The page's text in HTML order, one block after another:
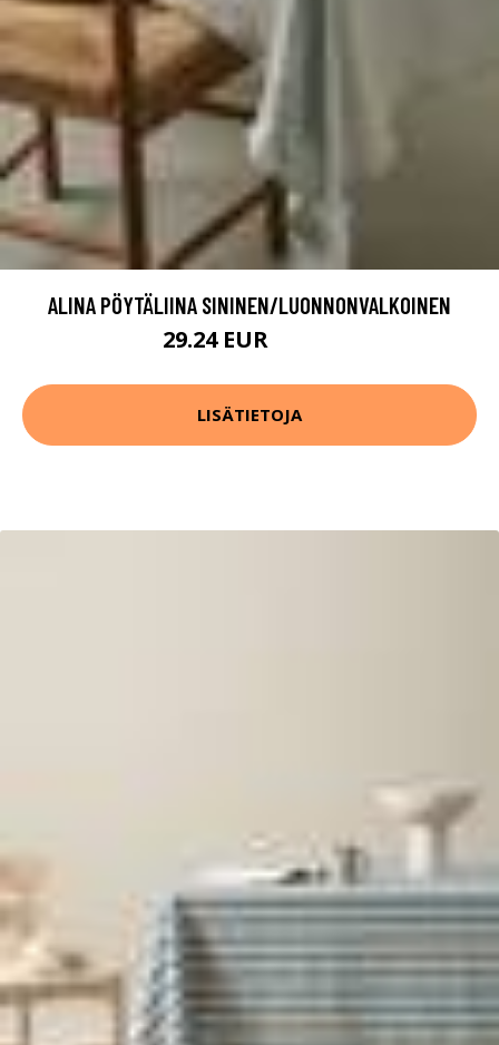
ALINA PÖYTÄLIINA SININEN/LUONNONVALKOINEN
29.24 EUR
LISÄTIETOJA